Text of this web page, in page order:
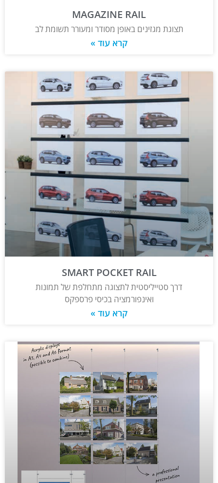
MAGAZINE RAIL
תצוגת מגזינים באופן מסודר ומעורר תשומת לב
קרא עוד »
SMART POCKET RAIL
דרך סטייליסטית לתצוגה מתחלפת של תמונות
ואינפורמציה בכיסי פרספקס
קרא עוד »